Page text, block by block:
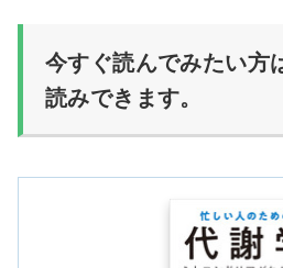
今すぐ読んでみたい方
読みできます。